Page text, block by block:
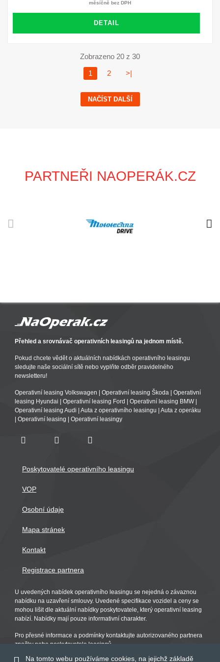
měsíčně bez DPH
DETAIL
Zobrazeno 20 z 30
1
2 >|
NAČÍST DALŠÍ
PARTNEŘI NAOPERÁK.CZ
Přehled a srovnávač operativních leasingů na jednom místě.
Pokud chcete vědět o aktuálních nabídkách operativního leasingu
sledujte naše sociální sítě nebo vyplňte odběr pravidelného
newsletteru!
Operativní leasing Volkswagen Operativní leasing Škoda
Operativní
leasing Hyundai
Operativní leasing Ford Operativní leasing BMW|
Operativní leasing Audi
Auta z operativního leasingu
Auta z operáku
Operativní leasing Operativní leasingy
Poskytovatelé operativního leasingu
VOP
Osobní údaje
Mapa stránek
Kontakt
Registrace partnera
U uvedených nabídek operativního leasingu se nejedná o závaznou
nabídku na uzavření smlouvy. Uvedené specifikace vozidel a ceny se
mohou lišit dle aktuální nabídky poskytovatele, který operativní leasing
nabízí. Nabídky mají pouze informativní charakter.
Pro přesné informace a podmínky kontaktujte autorizovaného partnera
značky nebo poskytovatele leasingů.
Na tomto webu používáme cookies, na jejichž základě